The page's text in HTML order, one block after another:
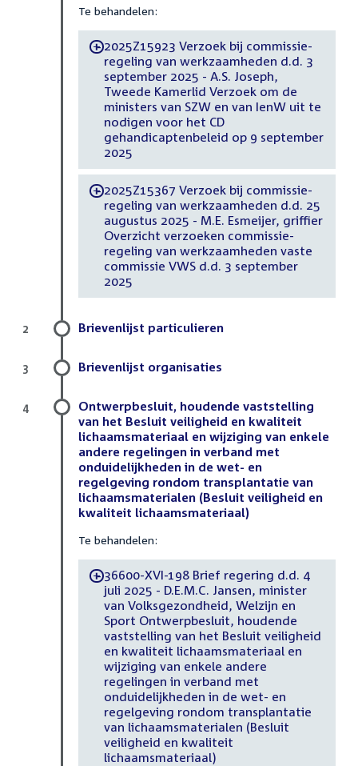
Te behandelen:
-2025Z15923 Verzoek bij commissie-
regeling van werkzaamheden d.d. 3
september 2025 - A.S. Joseph,
Tweede Kamerlid Verzoek om de
ministers van SZW en van IenW uit te
nodigen voor het CD
gehandicaptenbeleid op 9 september
2025
-2025Z15367 Verzoek bij commissie-
regeling van werkzaamheden d.d. 25
augustus 2025 - M.E. Esmeijer, griffier
Overzicht verzoeken commissie-
regeling van werkzaamheden vaste
commissie VWS d.d. 3 september
2025
Brievenlijst particulieren
2
Brievenlijst organisaties
3
Ontwerpbesluit, houdende vaststelling
van het Besluit veiligheid en kwaliteit
lichaamsmateriaal en wijziging van enkele
andere regelingen in verband met
onduidelijkheden in de wet- en
regelgeving rondom transplantatie van
lichaamsmaterialen (Besluit veiligheid en
kwaliteit lichaamsmateriaal)
Te behandelen:
-36600-XVI-198 Brief regering d.d. 4
juli 2025 - D.E.M.C. Jansen, minister
van Volksgezondheid, Welzijn en
Sport Ontwerpbesluit, houdende
vaststelling van het Besluit veiligheid
en kwaliteit lichaamsmateriaal en
wijziging van enkele andere
regelingen in verband met
onduidelijkheden in de wet- en
regelgeving rondom transplantatie
van lichaamsmaterialen (Besluit
veiligheid en kwaliteit
lichaamsmateriaal)
4